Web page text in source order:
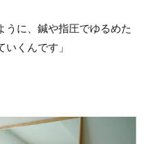
うに、鍼や指圧でゆるめた
いくんです」